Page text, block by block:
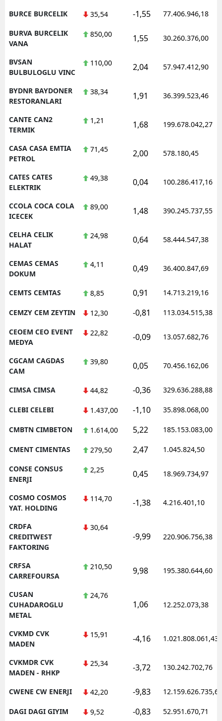
BURCE BURCELIK 35,54 -1,55 77.406.946,18
BURVA BURCELIK
VANA
850,00 1,55 30.260.376,00
BVSAN
BULBULOGLU VINC
110,00 2,04 57.947.412,90
BYDNR BAYDONER
RESTORANLARI
38,34 1,91 36.399.523,46
CANTE CAN2
TERMIK
1,21 1,68 199.678.042,27
CASA CASA EMTIA
PETROL
71,45 2,00 578.180,45
CATES CATES
ELEKTRIK
49,38 0,04 100.286.417,16
CCOLA COCA COLA
ICECEK
89,00 1,48 390.245.737,55
CELHA CELIK
HALAT
24,98 0,64 58.444.547,38
CEMAS CEMAS
DOKUM
4,11 0,49 36.400.847,69
CEMTS CEMTAS 8,85 0,91 14.713.219,16
CEMZY CEM ZEYTIN 12,30 -0,81 113.034.515,38
CEOEM CEO EVENT
MEDYA
22,82 -0,09 13.057.682,76
CGCAM CAGDAS
CAM
39,80 0,05 70.456.162,06
CIMSA CIMSA 44,82 -0,36 329.636.288,88
CLEBI CELEBI 1.437,00 -1,10 35.898.068,00
CMBTN CIMBETON 1.614,00 5,22 185.153.083,00
CMENT CIMENTAS 279,50 2,47 1.045.824,50
CONSE CONSUS
ENERJI
2,25 0,45 18.969.734,97
COSMO COSMOS
YAT. HOLDING
114,70 -1,38 4.216.401,10
CRDFA
CREDITWEST
FAKTORING
30,64
-9,99 220.906.756,38
CRFSA
CARREFOURSA
210,50 9,98 195.380.644,60
CUSAN
CUHADAROGLU
METAL
24,76
1,06 12.252.073,38
CVKMD CVK
MADEN
15,91 -4,16 1.021.808.061,43
CVKMDR CVK
MADEN - RHKP
25,34 -3,72 130.242.702,76
CWENE CW ENERJI 42,20 -9,83 12.159.626.735,62
DAGI DAGI GIYIM 9,52 -0,83 52.951.670,71